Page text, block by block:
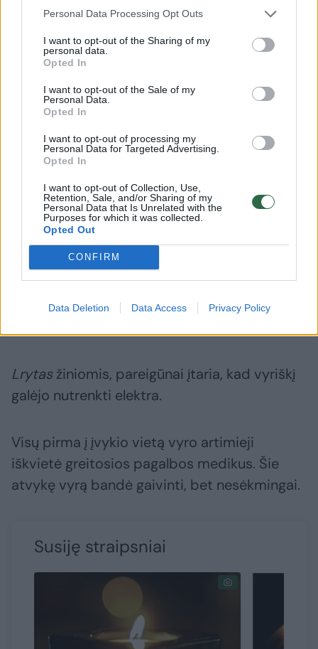
Personal Data Processing Opt Outs
I want to opt-out of the Sharing of my
personal data.
Opted In
I want to opt-out of the Sale of my
Personal Data.
Opted In
I want to opt-out of processing my
Personal Data for Targeted Advertising.
Opted In
I want to opt-out of Collection, Use,
Retention, Sale, and/or Sharing of my
Personal Data that Is Unrelated with the
Purposes for which it was collected.
Opted Out
CONFIRM
Data Deletion Data Access Privacy Policy
Daugiau nuotraukų (1)
Kaip pranešė Policijos departamentas,
rugpjūčio 5 d. apie 17 val. 40 min. Vilniaus r.,
Avižienių miestelyje, namo kieme, rastas
mirusio vyro (gim. 1985 m.) kūnas be išorinių
Lrytasžiniomis, pareigūnai įtaria, kad vyriškį
galėjo nutrenkti elektra.
Visų pirma į įvykio vietą vyro artimieji
iškvietė greitosios pagalbos medikus. Šie
atvykę vyrą bandė gaivinti, bet nesėkmingai.
Susiję straipsniai